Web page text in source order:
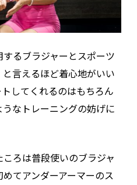
るブラジャーとスポーツ
言えるほど着心地がいい
してくれるのはもちろん
なトレーニングの妨げに
ろは普段使いのブラジャ
てアンダーアーマーのス